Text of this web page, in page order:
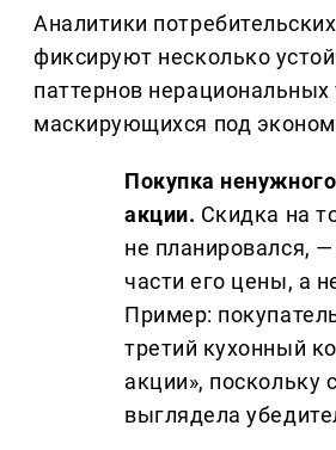
Аналитики
фиксируют несколько
паттернов нерациональных
маскирующихся под
Покупка
акции. Скидка на
не планировался, —
части его цены, а
Пример:
третий кухонный
акции», поскольку
выглядела